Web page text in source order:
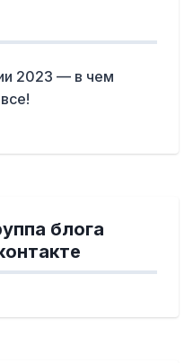
2023 — в чем
блога